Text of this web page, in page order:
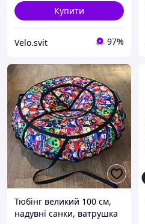
Купити
Velo.svit 97%
Тюбінг великий 100 см,
надувні санки, ватрушка